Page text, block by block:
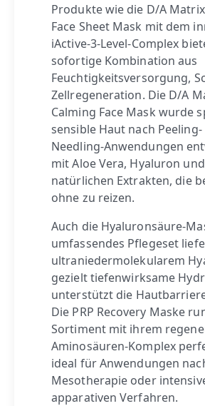
Produkte wie die D/A
Face Sheet Mask mit dem
iActive-3-Level-Complex
sofortige Kombination aus
Feuchtigkeitsversorgung,
Zellregeneration. Die D/A
Calming Face Mask wurde
sensible Haut nach
Needling-Anwendungen
mit Aloe Vera, Hyaluron und
natürlichen Extrakten, die
ohne zu reizen.
Auch die Hyaluronsäure-
umfassendes Pflegeset
ultraniedermolekularem
gezielt tiefenwirksame
unterstützt die
Die PRP Recovery Maske
Sortiment mit ihrem
Aminosäuren-Komplex
ideal für Anwendungen
Mesotherapie oder
apparativen Verfahren.